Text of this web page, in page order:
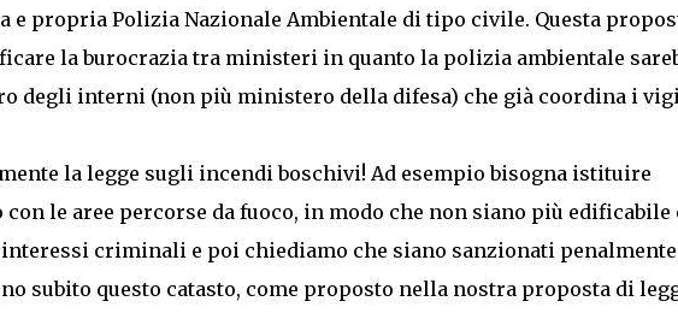
e propria Polizia Nazionale Ambientale di tipo civile. Questa
la burocrazia tra ministeri in quanto la polizia ambientale
degli interni (non più ministero della difesa) che già coordina i
la legge sugli incendi boschivi! Ad esempio bisogna istituire
le aree percorse da fuoco, in modo che non siano più edificabile
criminali e poi chiediamo che siano sanzionati
subito questo catasto, come proposto nella nostra proposta di